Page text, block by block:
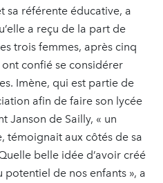
sa référente éducative, a
a reçu de la part de
trois femmes, après cinq
confié se considérer
Imène, qui est partie de
afin de faire son lycée
Janson de Sailly, « un
témoignait aux côtés de sa
belle idée d’avoir créé
potentiel de nos enfants », a